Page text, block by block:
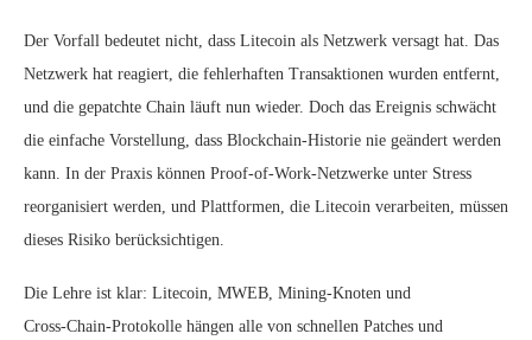
Der Vorfall bedeutet nicht, dass Litecoin als Netzwerk versagt hat. Das
Netzwerk hat reagiert, die fehlerhaften Transaktionen wurden entfernt,
und die gepatchte Chain läuft nun wieder. Doch das Ereignis schwächt
die einfache Vorstellung, dass Blockchain‑Historie nie geändert werden
kann. In der Praxis können Proof‑of‑Work‑Netzwerke unter Stress
reorganisiert werden, und Plattformen, die Litecoin verarbeiten, müssen
dieses Risiko berücksichtigen.
Die Lehre ist klar: Litecoin, MWEB, Mining‑Knoten und
Cross‑Chain‑Protokolle hängen alle von schnellen Patches und